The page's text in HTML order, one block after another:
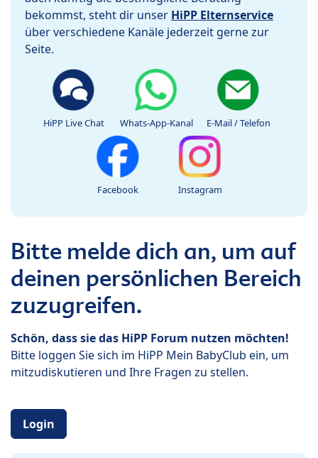
bekommst, steht dir unser HiPP Elternservice
über verschiedene Kanäle jederzeit gerne zur
Seite.
HiPP Live Chat Whats-App-Kanal E-Mail / Telefon
Facebook Instagram
Bitte melde dich an, um auf
deinen persönlichen Bereich
zuzugreifen.
Schön, dass sie das HiPP Forum nutzen möchten!
Bitte loggen Sie sich im HiPP Mein BabyClub ein, um
mitzudiskutieren und Ihre Fragen zu stellen.
Login